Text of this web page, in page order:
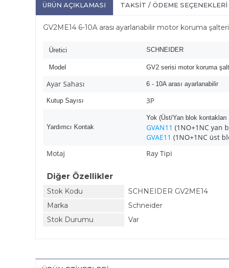
ÜRÜN AÇIKLAMASI TAKSIT / ÖDEME SEÇENEKLERI
GV2ME14 6-10A arası ayarlanabilir motor koruma
Üretici SCHNEIDER
Model GV2 serisi motor koruma
Ayar Sahası 6 - 10A arası ayarlanabilir
Kutup Sayısı 3P
Yardımcı Kontak
Yok (Üst/Yan blok
GVAN11 (1NO+1NC yan
GVAE11 (1NO+1NC üst
Motaj
Ray Tipi
Diğer Özellikler
Stok Kodu
SCHNEIDER GV2ME14
Marka
Schneider
Stok Durumu
Var